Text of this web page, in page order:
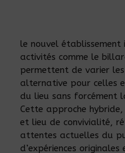
le nouvel établissement
activités comme le
permettent de varier
alternative pour celles
du lieu sans forcément
Cette approche
et lieu de convivialité,
attentes actuelles du
d’expériences originales